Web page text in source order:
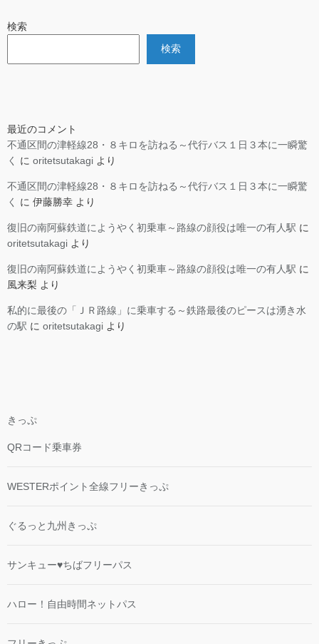
検索
検索
最近のコメント
不通区間の津軽線28・８キロを訪ねる～代行バス１日３本に一瞬驚
く
に oritetsutakagi より
不通区間の津軽線28・８キロを訪ねる～代行バス１日３本に一瞬驚
く
に 伊藤勝幸 より
復旧の南阿蘇鉄道にようやく初乗車～路線の顔役は唯一の有人駅 に
oritetsutakagi より
復旧の南阿蘇鉄道にようやく初乗車～路線の顔役は唯一の有人駅 に
風来梨 より
私的に最後の「ＪＲ路線」に乗車する～鉄路最後のピースは湧き水
の駅 に oritetsutakagi より
きっぷ
QRコード乗車券
WESTERポイント全線フリーきっぷ
ぐるっと九州きっぷ
サンキュー♥ちばフリーパス
ハロー！自由時間ネットパス